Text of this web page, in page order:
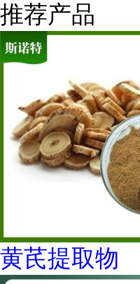
推荐产品
黄芪提取物